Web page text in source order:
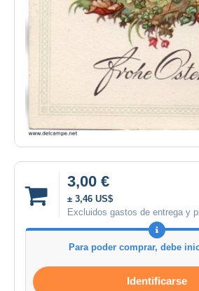
3,00 €
± 3,46 US$
Excluidos gastos de entrega y
Para poder comprar, debe
Identificarse